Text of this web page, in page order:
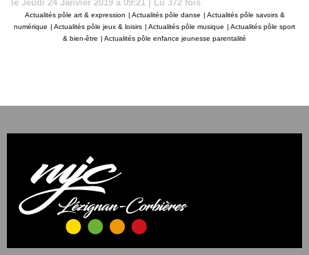
le Jeudi 24 Janvier 2019 à 09:21 | Lu 372 fois
Actualités pôle art & expression | Actualités pôle danse | Actualités pôle savoirs &
numérique | Actualités pôle jeux & loisirs | Actualités pôle musique | Actualités pôle sport
& bien-être | Actualités pôle enfance jeunesse parentalité